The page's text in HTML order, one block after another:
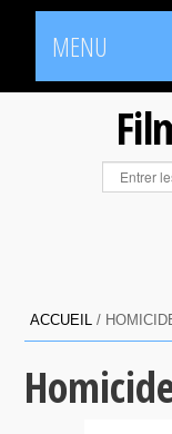
MENU
ACCUEIL /